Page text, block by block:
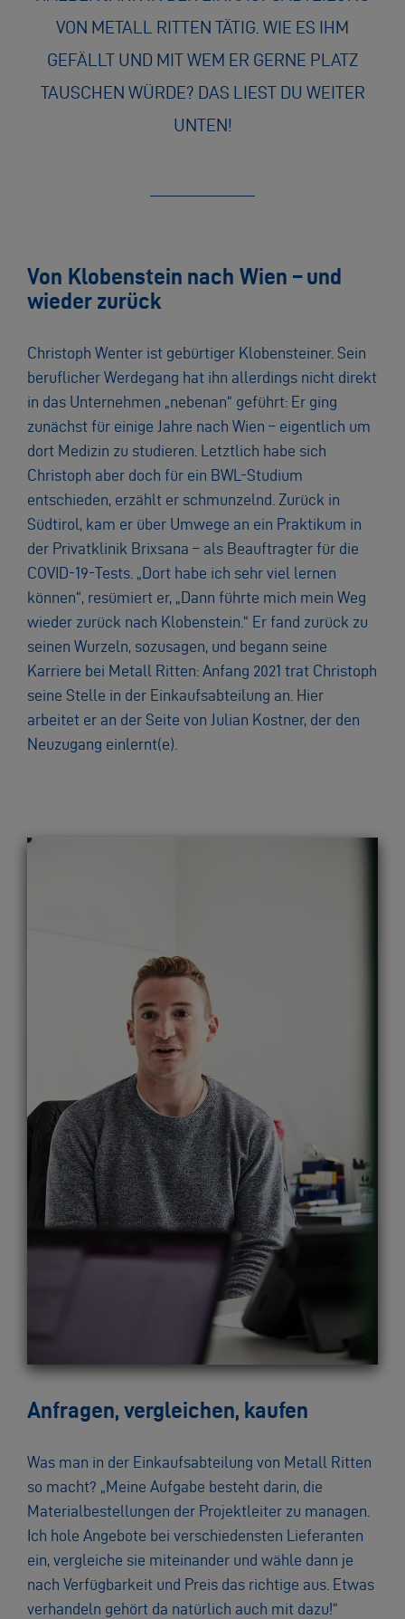
VON METALL RITTEN TÄTIG. WIE ES IHM
GEFÄLLT UND MIT WEM ER GERNE PLATZ
TAUSCHEN WÜRDE? DAS LIEST DU WEITER
UNTEN!
Von Klobenstein nach Wien – und
wieder zurück
Christoph Wenter ist gebürtiger Klobensteiner. Sein
beruflicher Werdegang hat ihn allerdings nicht direkt
in das Unternehmen „nebenan“ geführt: Er ging
zunächst für einige Jahre nach Wien – eigentlich um
dort Medizin zu studieren. Letztlich habe sich
Christoph aber doch für ein BWL-Studium
entschieden, erzählt er schmunzelnd. Zurück in
Südtirol, kam er über Umwege an ein Praktikum in
der Privatklinik Brixsana – als Beauftragter für die
COVID-19-Tests. „Dort habe ich sehr viel lernen
können“, resümiert er, „Dann führte mich mein Weg
wieder zurück nach Klobenstein.“ Er fand zurück zu
seinen Wurzeln, sozusagen, und begann seine
Karriere bei Metall Ritten: Anfang 2021 trat Christoph
seine Stelle in der Einkaufsabteilung an. Hier
arbeitet er an der Seite von Julian Kostner, der den
Neuzugang einlernt(e).
Anfragen, vergleichen, kaufen
Was man in der Einkaufsabteilung von Metall Ritten
so macht? „Meine Aufgabe besteht darin, die
Materialbestellungen der Projektleiter zu managen.
Ich hole Angebote bei verschiedensten Lieferanten
ein, vergleiche sie miteinander und wähle dann je
nach Verfügbarkeit und Preis das richtige aus. Etwas
verhandeln gehört da natürlich auch mit dazu!“